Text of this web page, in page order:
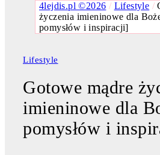
4lejdis.pl ©2026 / Lifestyle /
życzenia imieninowe dla
pomysłów i inspiracji]
Lifestyle
Gotowe mądre
imieninowe dla
pomysłów i